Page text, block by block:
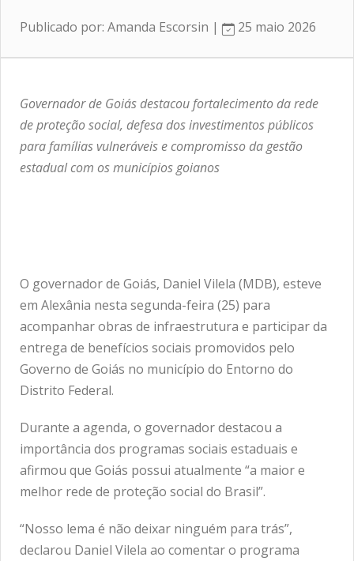
Publicado por: Amanda Escorsin | 25 maio 2026
Governador de Goiás destacou fortalecimento da rede
de proteção social, defesa dos investimentos públicos
para famílias vulneráveis e compromisso da gestão
estadual com os municípios goianos
O governador de Goiás, Daniel Vilela (MDB), esteve
em Alexânia nesta segunda-feira (25) para
acompanhar obras de infraestrutura e participar da
entrega de benefícios sociais promovidos pelo
Governo de Goiás no município do Entorno do
Distrito Federal.
Durante a agenda, o governador destacou a
importância dos programas sociais estaduais e
afirmou que Goiás possui atualmente “a maior e
melhor rede de proteção social do Brasil”.
“Nosso lema é não deixar ninguém para trás”,
declarou Daniel Vilela ao comentar o programa